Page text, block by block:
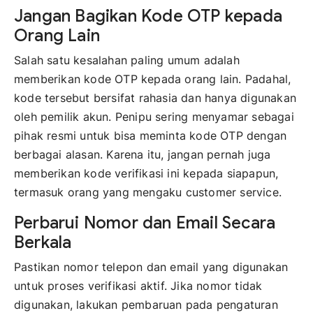
Jangan Bagikan Kode OTP kepada
Orang Lain
Salah satu kesalahan paling umum adalah
memberikan kode OTP kepada orang lain. Padahal,
kode tersebut bersifat rahasia dan hanya digunakan
oleh pemilik akun. Penipu sering menyamar sebagai
pihak resmi untuk bisa meminta kode OTP dengan
berbagai alasan. Karena itu, jangan pernah juga
memberikan kode verifikasi ini kepada siapapun,
termasuk orang yang mengaku customer service.
Perbarui Nomor dan Email Secara
Berkala
Pastikan nomor telepon dan email yang digunakan
untuk proses verifikasi aktif. Jika nomor tidak
digunakan, lakukan pembaruan pada pengaturan